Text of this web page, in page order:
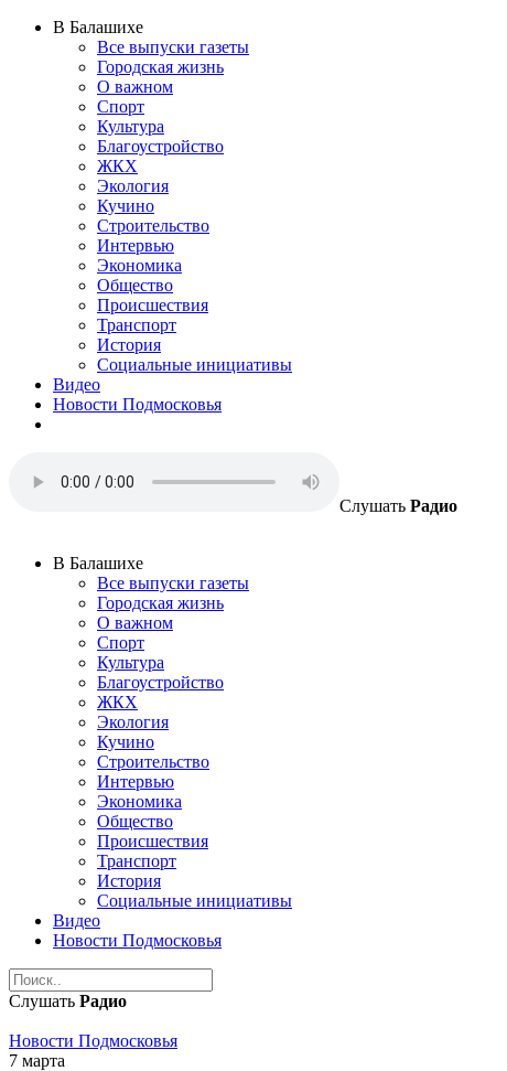
В Балашихе
Все выпуски газеты
Городская жизнь
О важном
Спорт
Культура
Благоустройство
ЖКХ
Экология
Кучино
Строительство
Интервью
Экономика
Общество
Происшествия
Транспорт
История
Социальные инициативы
Видео
Новости Подмосковья
Слушать Радио
В Балашихе
Все выпуски газеты
Городская жизнь
О важном
Спорт
Культура
Благоустройство
ЖКХ
Экология
Кучино
Строительство
Интервью
Экономика
Общество
Происшествия
Транспорт
История
Социальные инициативы
Видео
Новости Подмосковья
Слушать Радио
Новости Подмосковья
7 марта